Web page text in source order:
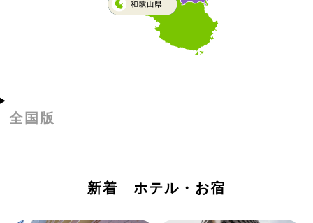
全国版
新着 ホテル・お宿